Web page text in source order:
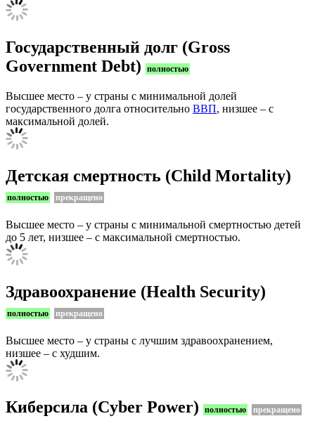
Государственный долг (Gross
Government Debt)
полностью
Высшее место – у страны с минимальной долей
государственного долга относительно ВВП, низшее – с
максимальной долей.
Детская смертность (Child Mortality)
полностью прекращено
Высшее место – у страны с минимальной смертностью детей
до 5 лет, низшее – с максимальной смертностью.
Здравоохранение (Health Security)
полностью прекращено
Высшее место – у страны с лучшим здравоохранением,
низшее – с худшим.
Киберсила (Cyber Power) полностью прекращено